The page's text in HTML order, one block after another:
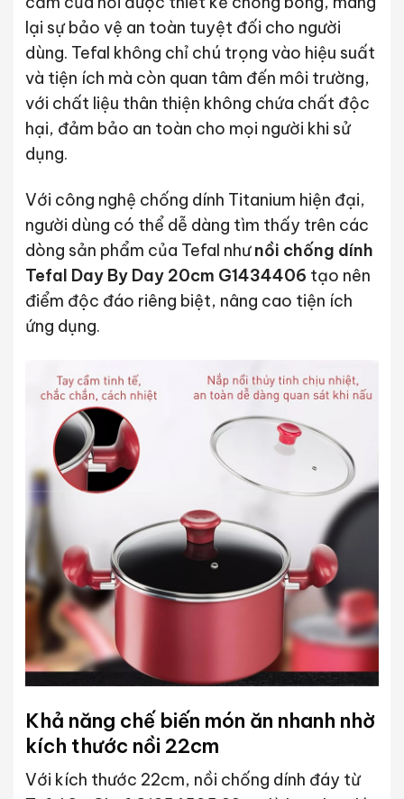
lại sự bảo vệ an toàn tuyệt đối cho người
dùng. Tefal không chỉ chú trọng vào hiệu suất
và tiện ích mà còn quan tâm đến môi trường,
với chất liệu thân thiện không chứa chất độc
hại, đảm bảo an toàn cho mọi người khi sử
dụng.
Với công nghệ chống dính Titanium hiện đại,
người dùng có thể dễ dàng tìm thấy trên các
dòng sản phẩm của Tefal nhưnồi chống dính
Tefal Day By Day 20cm G1434406 tạo nên
điểm độc đáo riêng biệt, nâng cao tiện ích
ứng dụng.
Khả năng chế biến món ăn nhanh nhờ
kích thước nồi 22cm
Với kích thước 22cm, nồi chống dính đáy từ